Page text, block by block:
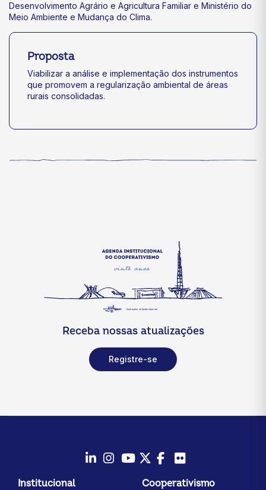
Desenvolvimento Agrário e Agricultura Familiar e Ministério do
Meio Ambiente e Mudança do Clima.
Proposta
Viabilizar a análise e implementação dos instrumentos
que promovem a regularização ambiental de áreas
rurais consolidadas.
Receba nossas atualizações
Registre-se
Instagram
YoutubeTwitter/X
Facebook
Institucional Cooperativismo